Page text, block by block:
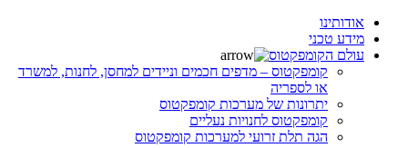
אודותינו
מידע טכני
עולם הקומפקטוס
קומפקטוס – מדפים חכמים וניידים למחסן, לחנות, למשרד
או לספריה
יתרונות של מערכות קומפקטוס
קומפקטוס לחנויות נעליים
הגה תלת זרועי למערכות קומפקטוס